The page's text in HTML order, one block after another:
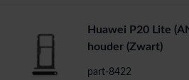
Huawei P20 Lite
houder (Zwart)
part-8422